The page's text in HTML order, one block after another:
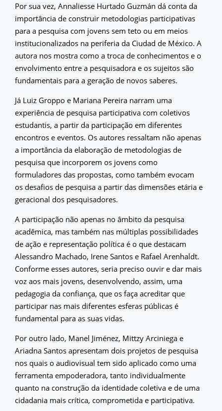
Por sua vez, Annaliesse Hurtado Guzmán dá conta da
importância de construir metodologias participativas
para a pesquisa com jovens sem teto ou em meios
institucionalizados na periferia da Ciudad de México. A
autora nos mostra como a troca de conhecimentos e o
envolvimento entre a pesquisadora e os sujeitos são
fundamentais para a geração de novos saberes.
Já Luiz Groppo e Mariana Pereira narram uma
experiência de pesquisa participativa com coletivos
estudantis, a partir da participação em diferentes
encontros e eventos. Os autores ressaltam não apenas
a importância da elaboração de metodologias de
pesquisa que incorporem os jovens como
formuladores das propostas, como também evocam
os desafios de pesquisa a partir das dimensões etária e
geracional dos pesquisadores.
A participação não apenas no âmbito da pesquisa
acadêmica, mas também nas múltiplas possibilidades
de ação e representação política é o que destacam
Alessandro Machado, Irene Santos e Rafael Arenhaldt.
Conforme esses autores, seria preciso ouvir e dar mais
voz aos mais jovens, desenvolvendo, assim, uma
pedagogia da confiança, que os faça acreditar que
participar nas mais diferentes esferas públicas é
fundamental para as suas vidas.
Por outro lado, Manel Jiménez, Mittzy Arciniega e
Ariadna Santos apresentam dois projetos de pesquisa
nos quais o audiovisual tem sido aplicado como uma
ferramenta empoderadora, tanto individualmente
quanto na construção da identidade coletiva e de uma
cidadania mais crítica, comprometida e participativa.